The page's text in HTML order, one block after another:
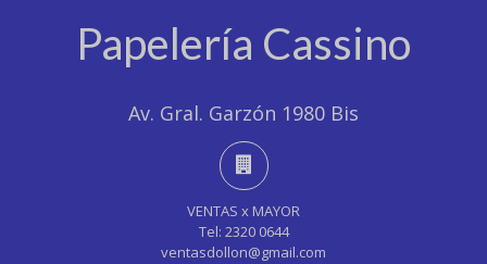
Papelería Cassino
Av. Gral. Garzón 1980 Bis
VENTAS x MAYOR
Tel: 2320 0644
ventasdollon@gmail.com